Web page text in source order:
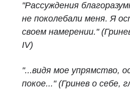
"Рассуждения
не поколебали меня. Я
своем намерении."
IV)
"...видя мое упрямство,
покое..." (Гринев о себе,